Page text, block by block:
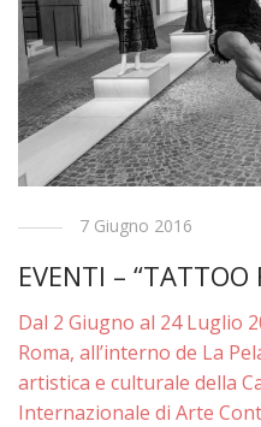
7 Giugno 2016
EVENTI – “TATTOO
Dal 2 Giugno al 24 Luglio
Roma, all’interno de La
artistica e culturale della
Internazionale di Arte